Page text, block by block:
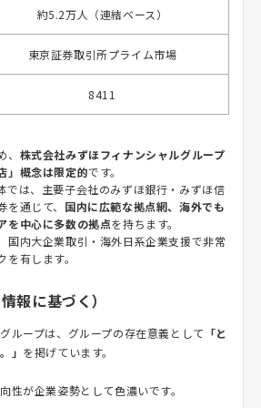
約5.2万人（連結ベース）
東京証券取引所プライム市場
8411
株式会社みずほフィナンシャルグループ
」概念は限定的です。
では、主要子会社のみずほ銀行・みずほ信
通じて、 国内に広範な拠点網、海外でも
を中心に多数の拠点を持ちます。
国内大企業取引・海外日系企業支援で非常
有します。
報に基づく）
ループは、グループの存在意義として 「と
」 を掲げています。
性が企業姿勢として色濃いです。